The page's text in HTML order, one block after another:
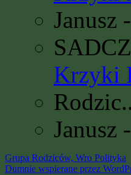
Janusz -
Krzyki
Janusz -
Grupa Rodziców, Wro Polityka
Dumnie wspierane przez